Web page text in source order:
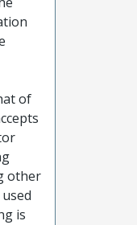
of
other
is